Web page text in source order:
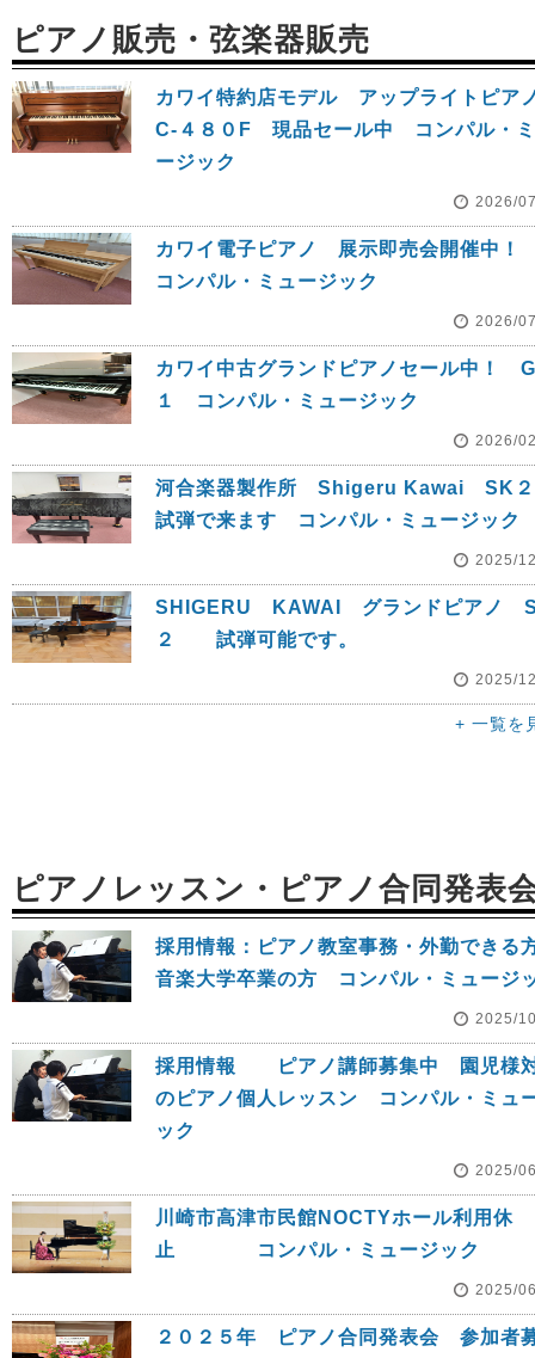
ピアノ販売・弦楽器販売
カワイ特約店モデル アップライトピ
C‐４８０F 現品セール中 コンパル・
ージック
2026/
カワイ電子ピアノ 展示即売会開催
コンパル・ミュージック
2026/
カワイ中古グランドピアノセール中！
１ コンパル・ミュージック
2026/
河合楽器製作所 Shigeru Kawai SK
試弾で来ます コンパル・ミュージック
2025/
SHIGERU KAWAI グランドピアノ
２ 試弾可能です。
2025/
+ 一覧を
ピアノレッスン・ピアノ合同発表
採用情報：ピアノ教室事務・外勤でき
音楽大学卒業の方 コンパル・ミュージ
2025/
採用情報 ピアノ講師募集中 園児様
のピアノ個人レッスン コンパル・ミュ
ック
2025/
川崎市高津市民館NOCTYホール利用休
止 コンパル・ミュージック
2025/
２０２５年 ピアノ合同発表会 参加者